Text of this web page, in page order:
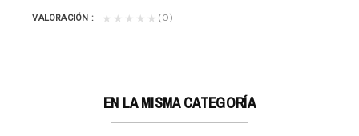
VALORACIÓN ★★★★★ (0)
EN LA MISMA CATEGORÍA